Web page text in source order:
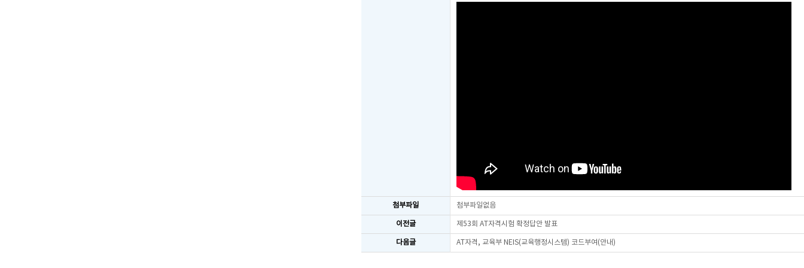
첨부파일 첨부파일없음
이전글 제53회 AT자격시험 확정답안 발표
다음글 AT자격, 교육부 NEIS(교육행정시스템) 코드부여(안내)